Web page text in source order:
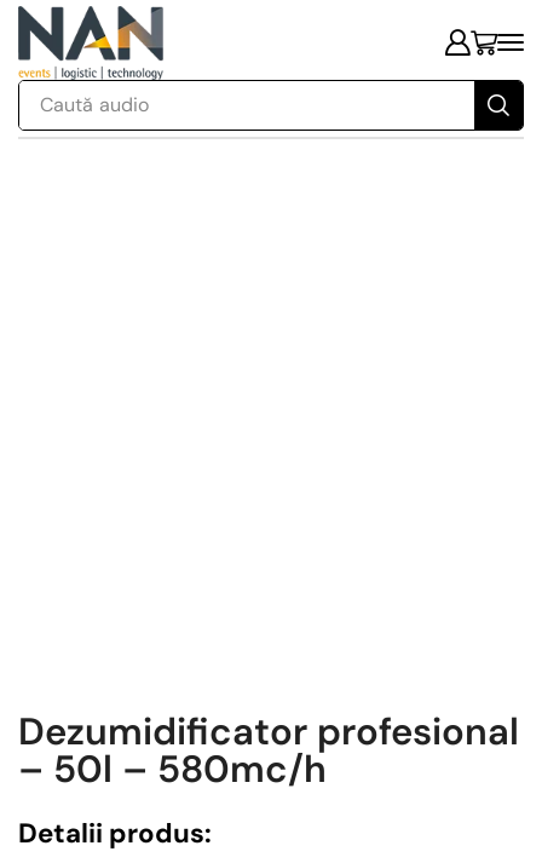
Caută audio
Dezumidificator profesional
– 50l – 580mc/h
Detalii produs: